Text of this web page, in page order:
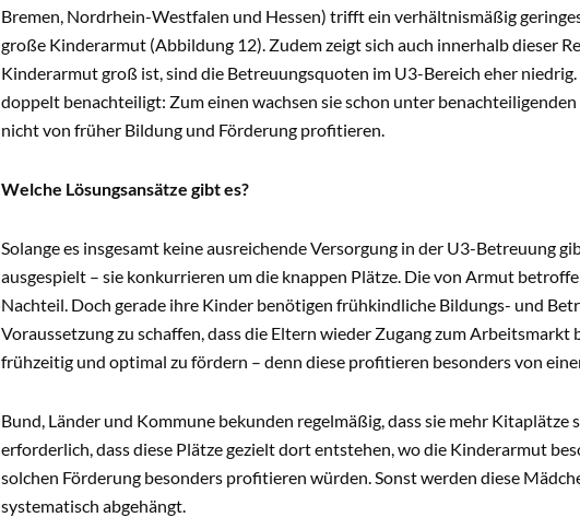
Bremen, Nordrhein-Westfalen und Hessen) trifft ein verhältnismäßig
große Kinderarmut (Abbildung 12). Zudem zeigt sich auch innerhalb dieser
Kinderarmut groß ist, sind die Betreuungsquoten im U3-Bereich eher
doppelt benachteiligt: Zum einen wachsen sie schon unter
nicht von früher Bildung und Förderung profitieren.
Welche Lösungsansätze gibt es?
Solange es insgesamt keine ausreichende Versorgung in der U3-Betreuung
ausgespielt – sie konkurrieren um die knappen Plätze. Die von Armut
Nachteil. Doch gerade ihre Kinder benötigen frühkindliche Bildungs- und
Voraussetzung zu schaffen, dass die Eltern wieder Zugang zum
frühzeitig und optimal zu fördern – denn diese profitieren besonders von
Bund, Länder und Kommune bekunden regelmäßig, dass sie mehr Kitaplätze
erforderlich, dass diese Plätze gezielt dort entstehen, wo die Kinderarmut
solchen Förderung besonders profitieren würden. Sonst werden diese
systematisch abgehängt.